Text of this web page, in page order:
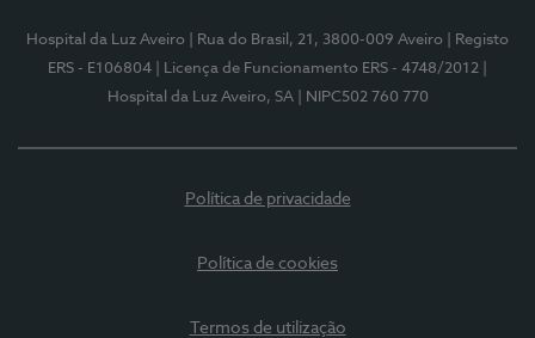
Hospital da Luz Aveiro | Rua do Brasil, 21, 3800-009 Aveiro
| Registo
ERS - E106804
| Licença de Funcionamento ERS - 4748/2012
Hospital da Luz Aveiro, SA
| NIPC502 760 770
Política de privacidade
Política de cookies
Termos de utilização